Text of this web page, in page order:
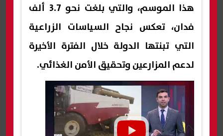
هذا الموسم، والتي بلغت نحو 3.7 ألف
فدان، تعكس نجاح السياسات الزراعية
التي تبنتها الدولة خلال الفترة الأخيرة
لدعم المزارعين وتحقيق الأمن الغذائي.